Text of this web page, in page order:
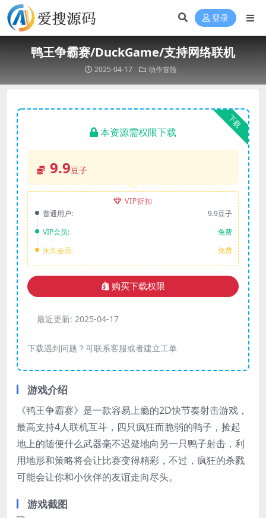
登录
鸭王争霸赛/DuckGame/支持网络联机
2025-04-17 动作冒险
下载
本资源需权限下载
9.9豆子
VIP折扣
普通用户:
9.9豆子
VIP会员:
免费
永久会员:
免费
购买下载权限
最近更新: 2025-04-17
下载遇到问题？可联系客服或者建立工单
游戏介绍
《鸭王争霸赛》是一款容易上瘾的2D快节奏射击游戏，
最高支持4人联机互斗，四只疯狂而脆弱的鸭子，捡起
地上的随便什么武器毫不迟疑地向另一只鸭子射击，利
用地形和策略将会让比赛变得精彩，不过，疯狂的杀戮
可能会让你和小伙伴的友谊走向尽头。
游戏截图